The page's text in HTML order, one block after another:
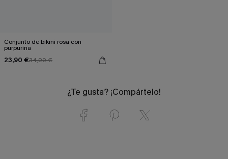
Conjunto de bikini rosa con
purpurina
23,90 €34,90 €
¿Te gusta? ¡Compártelo!